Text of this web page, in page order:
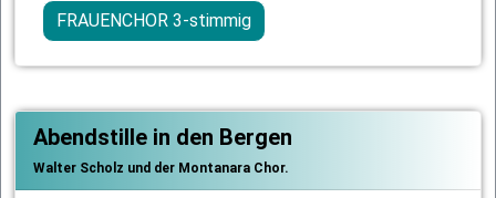
FRAUENCHOR 3-stimmig
Abendstille in den Bergen
Walter Scholz und der Montanara Chor.